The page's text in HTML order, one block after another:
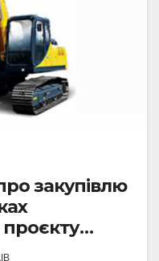
закупівлю
проєкту